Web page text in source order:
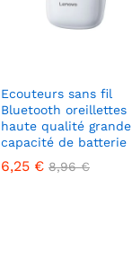
Ecouteurs sans fil
Bluetooth oreillettes
haute qualité grande
capacité de batterie
6,25 € 8,96€